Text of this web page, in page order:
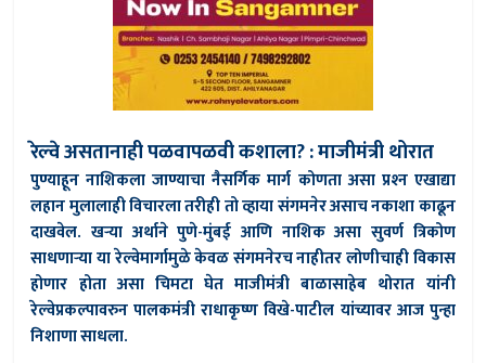
रेल्वे असतानाही पळवापळवी कशाला? : माजीमंत्री थोरात
पुण्याहून नाशिकला जाण्याचा नैसर्गिक मार्ग कोणता असा प्रश्‍न एखाद्या
लहान मुलालाही विचारला तरीही तो व्हाया संगमनेर असाच नकाशा काढून
दाखवेल. खर्‍या अर्थाने पुणे-मुंबई आणि नाशिक असा सुवर्ण त्रिकोण
साधणार्‍या या रेल्वेमार्गामुळे केवळ संगमनेरच नाहीतर लोणीचाही विकास
होणार होता असा चिमटा घेत माजीमंत्री बाळासाहेब थोरात यांनी
रेल्वेप्रकल्पावरुन पालकमंत्री राधाकृष्ण विखे-पाटील यांच्यावर आज पुन्हा
निशाणा साधला.